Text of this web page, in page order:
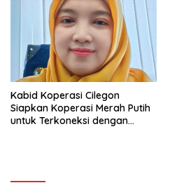
Kabid Koperasi Cilegon
Siapkan Koperasi Merah Putih
untuk Terkoneksi dengan